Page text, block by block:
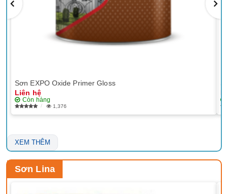
Sơn EXPO Oxide Primer Gloss
Liên hệ
Còn hàng
1,376
XEM THÊM
Sơn Lina